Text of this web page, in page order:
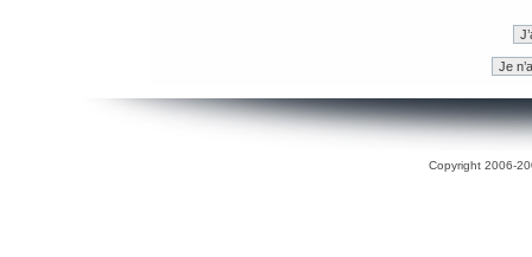
Copyright 2006-